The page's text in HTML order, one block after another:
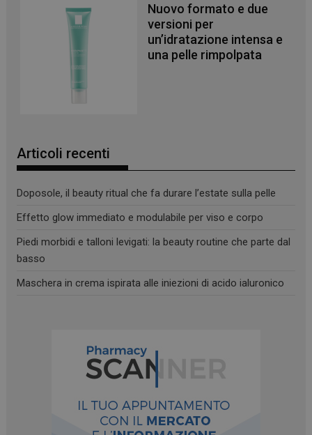
Nuovo formato e due
versioni per
un’idratazione intensa e
una pelle rimpolpata
Articoli recenti
Doposole, il beauty ritual che fa durare l’estate sulla pelle
Effetto glow immediato e modulabile per viso e corpo
Piedi morbidi e talloni levigati: la beauty routine che parte dal
basso
Maschera in crema ispirata alle iniezioni di acido ialuronico